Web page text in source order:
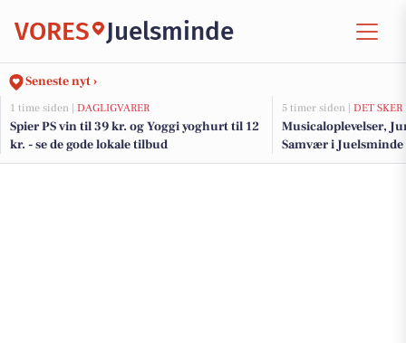
VORES Juelsminde
Seneste nyt ›
1 time siden | DAGLIGVARER
Spier PS vin til 39 kr. og Yoggi yoghurt til 12
kr. - se de gode lokale tilbud
5 timer siden | DET SKER
Musicaloplevelser,
Samvær i